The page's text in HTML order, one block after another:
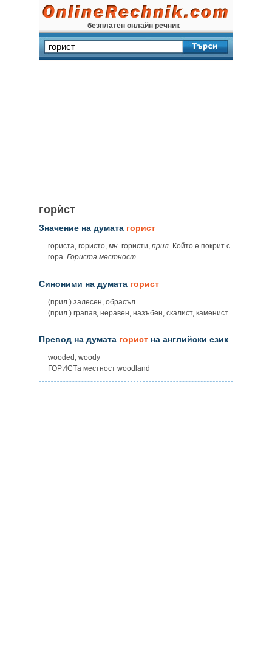
безплатен онлайн речник
горѝст
Значение на думата горист
гориста, гористо, мн. гористи, прил. Който е покрит с
гора. Гориста местност.
Синоними на думата горист
(прил.) залесен, обрасъл
(прил.) грапав, неравен, назъбен, скалист, каменист
Превод на думата горист на английски език
wooded, woody
ГОРИСТa местност woodland